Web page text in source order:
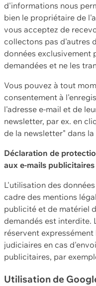
d'informations nous
bien le propriétaire de
vous acceptez de
collectons pas d'autres
données exclusivement
demandées et ne les
Vous pouvez à tout
consentement à
l'adresse e-mail et de
newsletter, par ex. en
de la newsletter" dans
Déclaration de
aux e-mails publicitaires
L'utilisation des
cadre des mentions
publicité et de matériel
demandés est interdite.
réservent
judiciaires en cas
publicitaires, par
Utilisation de